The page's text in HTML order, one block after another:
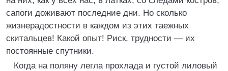
сапоги доживают последние дни. Но сколько
жизнерадостности в каждом из этих таежных
скитальцев! Какой опыт! Риск, трудности — их
постоянные спутники.
Когда на поляну легла прохлада и густой лиловый